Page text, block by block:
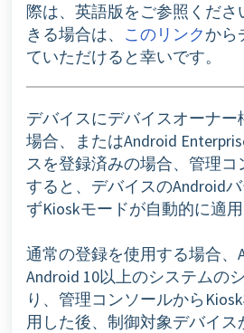
際は、英語版をご参照くだ
きる場合は、 このリンクから
ていただけると幸いです。
デバイスにデバイスオーナ
場合、またはAndroid
スを登録済みの場合、管理コ
すると、デバイスのAndroid
ずKioskモードが自動的に適用
通常の登録を使用する場合、
Android 10以上のシステムの
り、管理コンソールから
用した後、制御対象デバイス